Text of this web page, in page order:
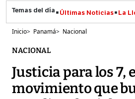
Últimas Noticias La
Inicio> Panamá> Nacional
NACIONAL
Justicia para los 7,
movimiento que